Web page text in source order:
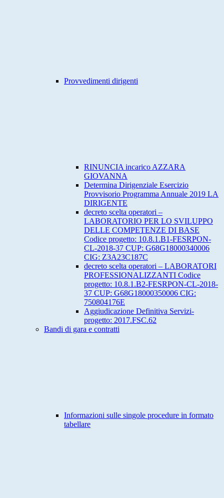
Provvedimenti dirigenti
RINUNCIA incarico AZZARA
GIOVANNA
Determina Dirigenziale Esercizio
Provvisorio Programma Annuale 2019 LA
DIRIGENTE
decreto scelta operatori –
LABORATORIO PER LO SVILUPPO
DELLE COMPETENZE DI BASE
Codice progetto: 10.8.1.B1-FESRPON-
CL-2018-37 CUP: G68G18000340006
CIG: Z3A23C187C
decreto scelta operatori – LABORATORI
PROFESSIONALIZZANTI Codice
progetto: 10.8.1.B2-FESRPON-CL-2018-
37 CUP: G68G18000350006 CIG:
750804176E
Aggiudicazione Definitiva Servizi-
progetto: 2017.FSC.62
Bandi di gara e contratti
Informazioni sulle singole procedure in formato
tabellare